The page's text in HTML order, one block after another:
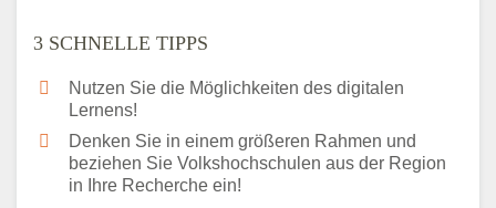
3 SCHNELLE TIPPS
Nutzen Sie die Möglichkeiten des digitalen
Lernens!
Denken Sie in einem größeren Rahmen und
beziehen Sie Volkshochschulen aus der Region
in Ihre Recherche ein!